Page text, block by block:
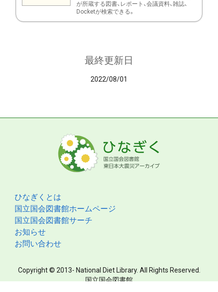
が所蔵する図書、レポート、会議資料、雑誌、
Docketが検索できる。
最終更新日
2022/08/01
ひなぎくとは
国立国会図書館ホームページ
国立国会図書館サーチ
お知らせ
お問い合わせ
Copyright © 2013- National Diet Library. All Rights Reserved.